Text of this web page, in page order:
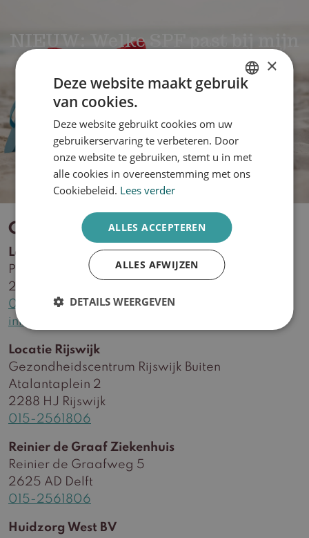
NIEUW: Welke SPF past bij mijn
Contact
Locatie Delft
Plein Delftzicht 56
2627 CA Delft
015-2561806
info@huidzorgwest.nl
Locatie Rijswijk
Gezondheidscentrum Rijswijk Buiten
Atalantaplein 2
2288 HJ Rijswijk
015-2561806
Reinier de Graaf Ziekenhuis
Reinier de Graafweg 5
2625 AD Delft
015-2561806
Huidzorg West BV
×
Deze website maakt gebruik
van cookies.
Deze website gebruikt cookies om uw
gebruikerservaring te verbeteren. Door
onze website te gebruiken, stemt u in met
alle cookies in overeenstemming met ons
Cookiebeleid. Lees verder
ALLES ACCEPTEREN
ALLES AFWIJZEN
DETAILS WEERGEVEN